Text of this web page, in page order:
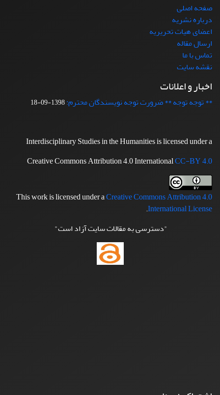
صفحه اصلی
درباره نشریه
اعضای هیات تحریریه
ارسال مقاله
تماس با ما
نقشه سایت
اخبار و اعلانات
** توجه توجه ** ضرورت توجه نویسندگان محترم:1398-09-18
Interdisciplinary Studies in the Humanities is licensed under a
Creative Commons Attribution 4.0 InternationalCC-BY 4.0
This work is licensed under aCreative Commons Attribution 4.0
International License
.
"دسترسی به مقالات سایت آزاد است"